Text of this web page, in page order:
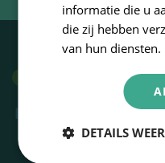
informatie die u
die zij hebben
van hun diensten.
DETAILS